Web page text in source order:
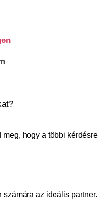
meg, hogy a többi kérdésre
számára az ideális partner.